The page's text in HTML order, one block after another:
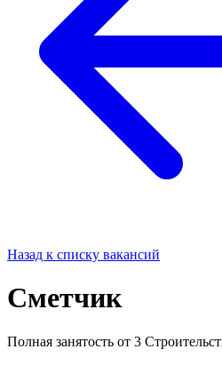
Назад к списку вакансий
Сметчик
Полная занятость от 3